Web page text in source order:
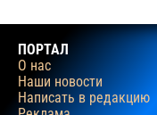
ПОРТАЛ
О нас
Наши новости
Написать в редакцию